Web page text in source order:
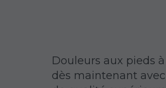
Douleurs aux pieds
dès maintenant